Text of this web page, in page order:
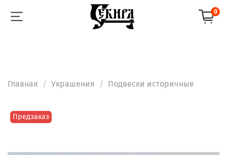
0
Главная Украшения Подвески историчные
Предзаказ